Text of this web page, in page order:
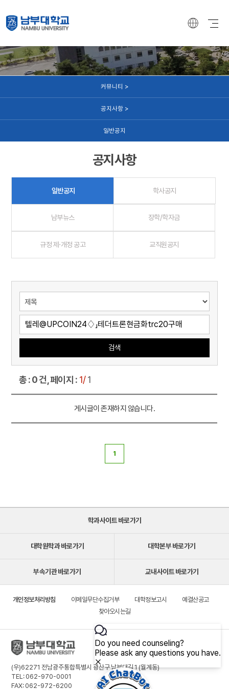
커뮤니티 >
공지사항 >
일반공지
공지사항
일반공지 학사공지
남부뉴스 장학/학자금
규정 제·개정 공고 교직원공지
검색
총 : 0 건, 페이지 : 1/1
게시글이 존재하지 않습니다.
1
학과사이트 바로가기
대학원학과 바로가기 대학본부 바로가기
부속기관 바로가기 교내사이트 바로가기
개인정보처리방침 이메일무단수집거부 대학정보고시
예결산공고
찾아오시는길
(우)62271 전남광주통합특별시 광산구 남부대길 1 (월계동)
TEL: 062-970-0001
FAX: 062-972-6200